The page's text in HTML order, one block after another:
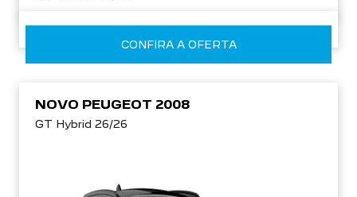
CONFIRA A OFERTA
NOVO PEUGEOT 2008
GT Hybrid 26/26